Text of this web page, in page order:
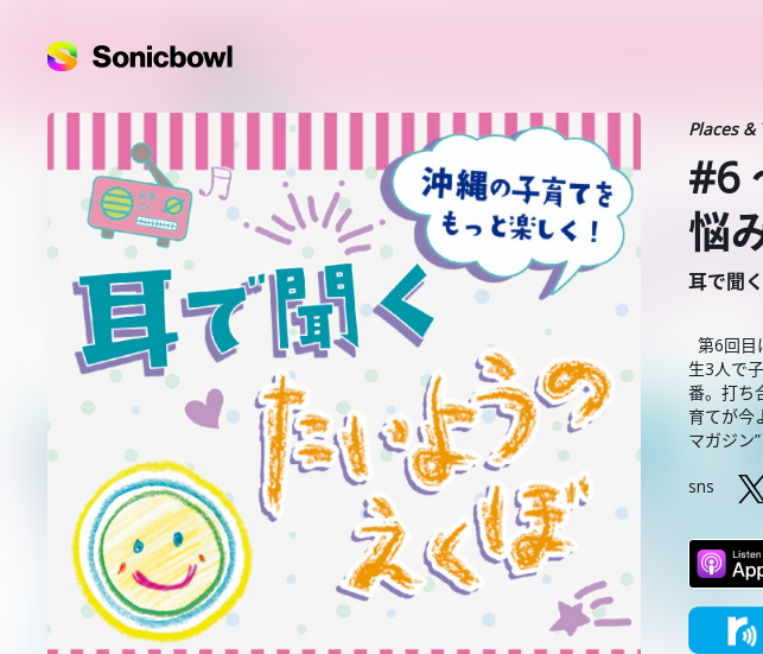
Places &
#6
悩
耳で聞
第6回目
生3人で
番。打ち
育てが今
マガジン
sns